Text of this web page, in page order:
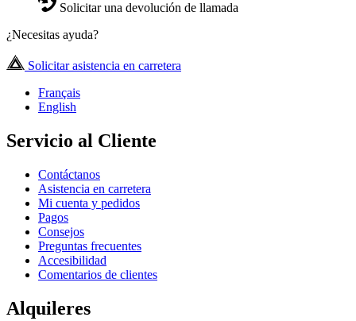
Solicitar una devolución de llamada
¿Necesitas ayuda?
Solicitar asistencia en carretera
Français
English
Servicio al Cliente
Contáctanos
Asistencia en carretera
Mi cuenta y pedidos
Pagos
Consejos
Preguntas frecuentes
Accesibilidad
Comentarios de clientes
Alquileres